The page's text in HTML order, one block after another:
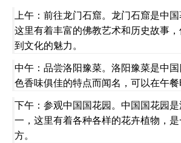
上午：前往龙门石窟。龙门石窟是中国
这里有着丰富的佛教艺术和历史故事
到文化的魅力。
中午：品尝洛阳豫菜。洛阳豫菜是中
色香味俱佳的特点而闻名，可以在午餐
下午：参观中国国花园。中国国花园
一，这里有着各种各样的花卉植物，
方。